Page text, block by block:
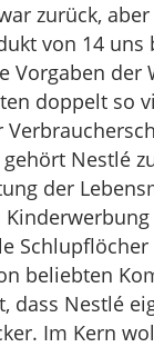
zurück,
von 14 uns
Vorgaben der
doppelt so
Nestlé
der
Schlupflöcher
beliebten
dass Nestlé
Im Kern